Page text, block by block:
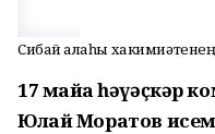
Сибай ҡалаһы
17 майҙа һәүәҫкәр
Юлай Моратов